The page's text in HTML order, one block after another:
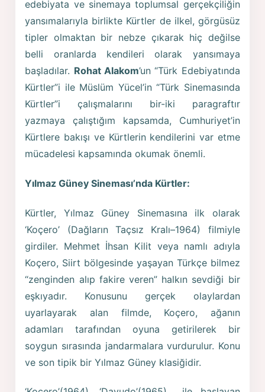
edebiyata ve sinemaya toplumsal gerçekçiliğin
yansımalarıyla birlikte Kürtler de ilkel, görgüsüz
tipler olmaktan bir nebze çıkarak hiç değilse
belli oranlarda kendileri olarak yansımaya
başladılar. Rohat Alakom’un “Türk Edebiyatında
Kürtler”i ile Müslüm Yücel’in “Türk Sinemasında
Kürtler”i çalışmalarını bir-iki paragraftır
yazmaya çalıştığım kapsamda, Cumhuriyet’in
Kürtlere bakışı ve Kürtlerin kendilerini var etme
mücadelesi kapsamında okumak önemli.
Yılmaz Güney Sineması’nda Kürtler:
Kürtler, Yılmaz Güney Sinemasına ilk olarak
‘Koçero’ (Dağların Taçsız Kralı–1964) filmiyle
girdiler. Mehmet İhsan Kilit veya namlı adıyla
Koçero, Siirt bölgesinde yaşayan Türkçe bilmez
“zenginden alıp fakire veren” halkın sevdiği bir
eşkıyadır. Konusunu gerçek olaylardan
uyarlayarak alan filmde, Koçero, ağanın
adamları tarafından oyuna getirilerek bir
soygun sırasında jandarmalara vurdurulur. Konu
ve son tipik bir Yılmaz Güney klasiğidir.